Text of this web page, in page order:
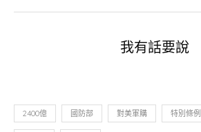
我有話要說
2400億 國防部 對美軍購 特別條例